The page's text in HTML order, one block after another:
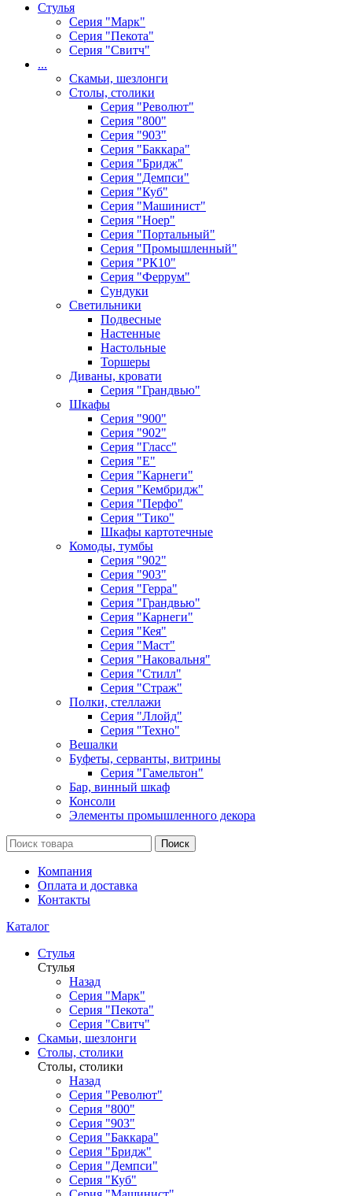
Стулья
Серия "Марк"
Серия "Пекота"
Серия "Свитч"
...
Скамьи, шезлонги
Столы, столики
Серия "Револют"
Серия "800"
Серия "903"
Серия "Баккара"
Серия "Бридж"
Серия "Демпси"
Серия "Куб"
Серия "Машинист"
Серия "Ноер"
Серия "Портальный"
Серия "Промышленный"
Серия "РК10"
Серия "Феррум"
Сундуки
Светильники
Подвесные
Настенные
Настольные
Торшеры
Диваны, кровати
Серия "Грандвью"
Шкафы
Серия "900"
Серия "902"
Серия "Гласс"
Серия "Е"
Серия "Карнеги"
Серия "Кембридж"
Серия "Перфо"
Серия "Тико"
Шкафы картотечные
Комоды, тумбы
Серия "902"
Серия "903"
Серия "Герра"
Серия "Грандвью"
Серия "Карнеги"
Серия "Кея"
Серия "Маст"
Серия "Наковальня"
Серия "Стилл"
Серия "Страж"
Полки, стеллажи
Серия "Ллойд"
Серия "Техно"
Вешалки
Буфеты, серванты, витрины
Серия "Гамельтон"
Бар, винный шкаф
Консоли
Элементы промышленного декора
Поиск
Компания
Оплата и доставка
Контакты
Каталог
Стулья
Стулья
Назад
Серия "Марк"
Серия "Пекота"
Серия "Свитч"
Скамьи, шезлонги
Столы, столики
Столы, столики
Назад
Серия "Револют"
Серия "800"
Серия "903"
Серия "Баккара"
Серия "Бридж"
Серия "Демпси"
Серия "Куб"